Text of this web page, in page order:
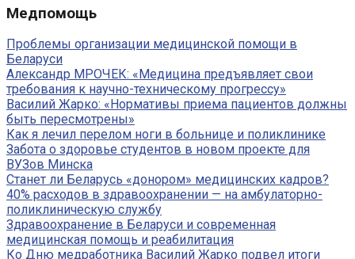
Медпомощь
Проблемы организации медицинской помощи в
Беларуси
Александр МРОЧЕК: «Медицина предъявляет свои
требования к научно-техническому прогрессу»
Василий Жарко: «Нормативы приема пациентов должны
быть пересмотрены»
Как я лечил перелом ноги в больнице и поликлинике
Забота о здоровье студентов в новом проекте для
ВУЗов Минска
Станет ли Беларусь «донором» медицинских кадров?
40% расходов в здравоохранении — на амбулаторно-
поликлиническую службу
Здравоохранение в Беларуси и современная
медицинская помощь и реабилитация
Ко Дню медработника Василий Жарко подвел итоги